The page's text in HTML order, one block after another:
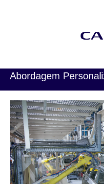
Abordagem